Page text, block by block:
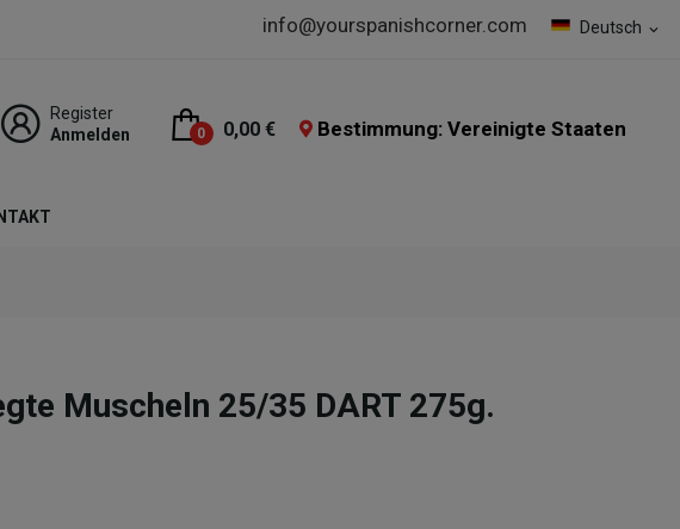
Deutsch expand_more
info@yourspanishcorner.com
Register
Anmelden
0 0,00 € Bestimmung: Vereinigte Staaten
Muscheln 25/35 DART 275g.